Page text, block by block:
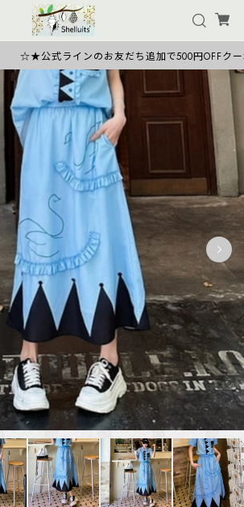
☆★公式ラインのお友だち追加で500円OFFクーポ